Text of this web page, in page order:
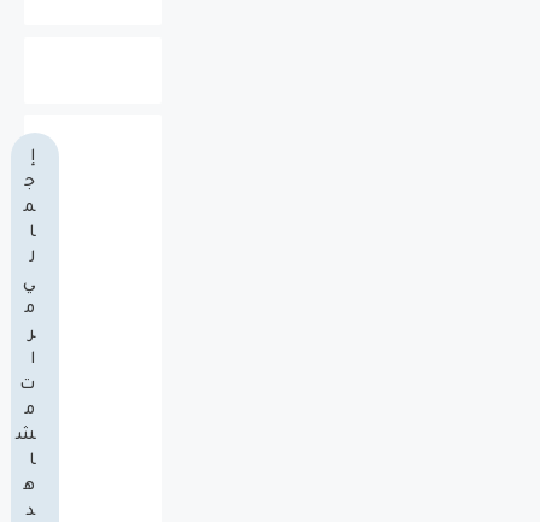
إ
ج
م
ا
ل
ي
م
ر
ا
ت
م
ش
ا
ه
د